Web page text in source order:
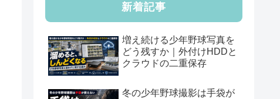
新着記事
増え続ける少年野球写真を
どう残すか｜外付けHDDと
クラウドの二重保存
冬の少年野球撮影は手袋が